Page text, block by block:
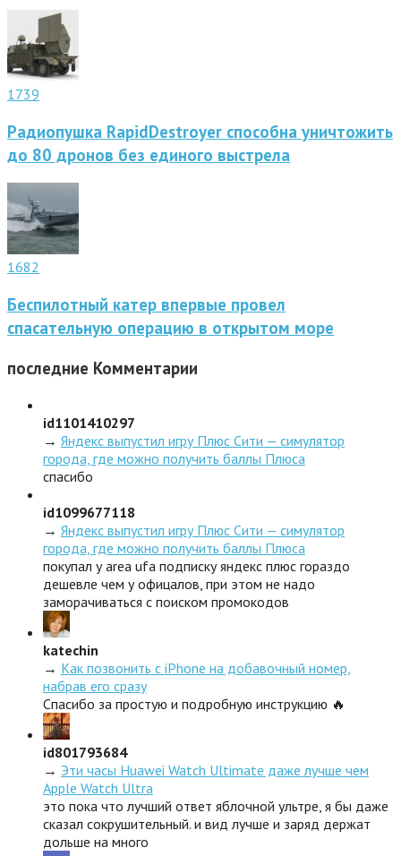
1739
Радиопушка RapidDestroyer способна уничтожить
до 80 дронов без единого выстрела
1682
Беспилотный катер впервые провел
спасательную операцию в открытом море
последние Комментарии
id1101410297
→ Яндекс выпустил игру Плюс Сити — симулятор
города, где можно получить баллы Плюса
спасибо
id1099677118
→ Яндекс выпустил игру Плюс Сити — симулятор
города, где можно получить баллы Плюса
покупал у area ufa подписку яндекс плюс гораздо
дешевле чем у офицалов, при этом не надо
заморачиваться с поиском промокодов
katechin
→ Как позвонить с iPhone на добавочный номер,
набрав его сразу
Спасибо за простую и подробную инструкцию 🔥
id801793684
→ Эти часы Huawei Watch Ultimate даже лучше чем
Apple Watch Ultra
это пока что лучший ответ яблочной ультре, я бы даже
сказал сокрушительный. и вид лучше и заряд держат
дольше на много